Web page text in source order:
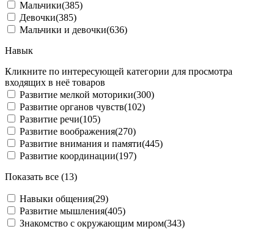
Мальчики(385)
Девочки(385)
Мальчики и девочки(636)
Навык
Кликните по интересующей категории для просмотра
входящих в неё товаров
Развитие мелкой моторики(300)
Развитие органов чувств(102)
Развитие речи(105)
Развитие воображения(270)
Развитие внимания и памяти(445)
Развитие координации(197)
Показать все (13)
Навыки общения(29)
Развитие мышления(405)
Знакомство с окружающим миром(343)